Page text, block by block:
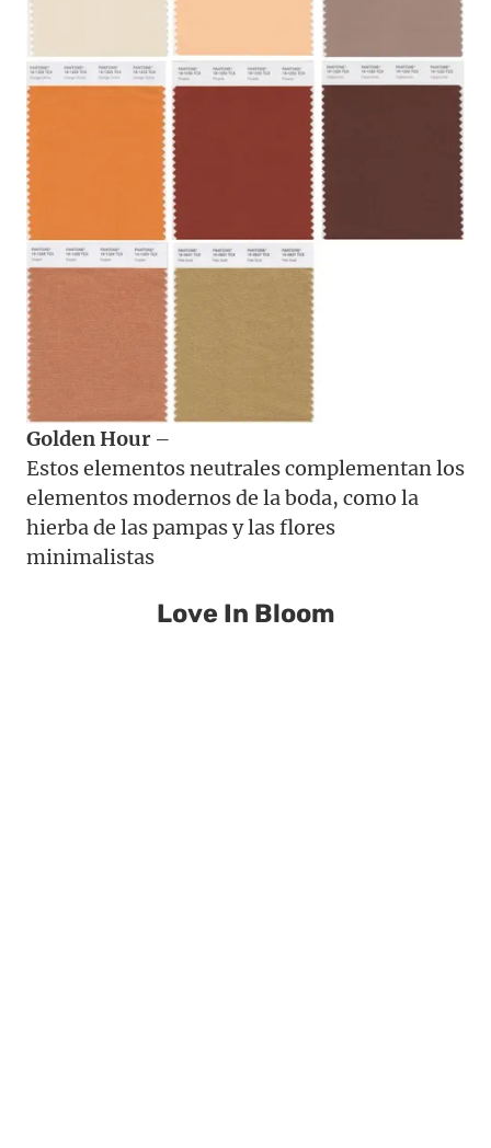
Golden Hour–
Estos elementos neutrales complementan los
elementos modernos de la boda, como la
hierba de las pampas y las flores
minimalistas
Love In Bloom